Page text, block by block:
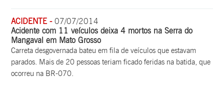
ACIDENTE -07/07/2014
Acidente com 11 veículos deixa 4 mortos na Serra do
Mangaval em Mato Grosso
Carreta desgovernada bateu em fila de veículos que estavam
parados. Mais de 20 pessoas teriam ficado feridas na batida, que
ocorreu na BR-070.